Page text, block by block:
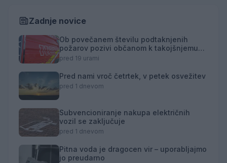
Zadnje novice
Ob povečanem številu podtaknjenih
požarov pozivi občanom k takojšnjemu
obveščanju policije
pred 19 urami
Pred nami vroč četrtek, v petek osvežitev
pred 1 dnevom
Subvencioniranje nakupa električnih
vozil se zaključuje
pred 1 dnevom
Pitna voda je dragocen vir – uporabljajmo
jo preudarno